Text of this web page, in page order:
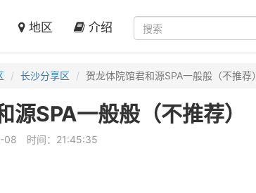
地区 介绍
长沙分享区 贺龙体院馆君和源SPA一般般（不推荐）
源SPA一般般（不推荐）
08 时间：21:45:35